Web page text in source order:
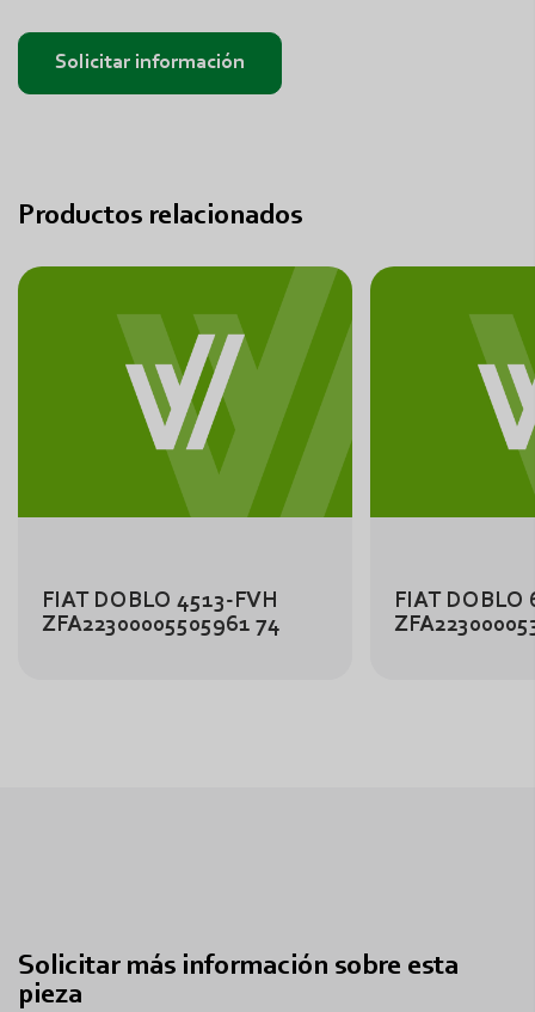
Solicitar información
Productos relacionados
FIAT DOBLO 4513-FVH
ZFA22300005505961 74
FIAT DOBLO
Solicitar más información sobre esta
pieza